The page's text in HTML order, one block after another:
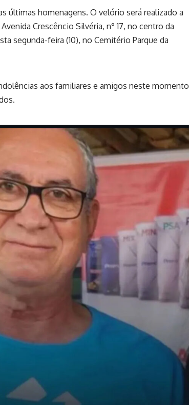
últimas homenagens. O velório será realizado a
Crescêncio Silvéria, n° 17, no centro da
segunda-feira (10), no Cemitério Parque da
aos familiares e amigos neste momento